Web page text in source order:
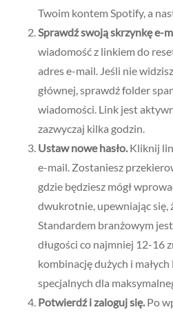
Twoim kontem Spotify, a
Sprawdź swoją skrzynkę e-
wiadomość z linkiem do
adres e-mail. Jeśli nie
głównej, sprawdź folder
wiadomości. Link jest
zazwyczaj kilka godzin.
Ustaw nowe hasło.Kliknij
e-mail. Zostaniesz
gdzie będziesz mógł
dwukrotnie, upewniając się,
Standardem branżowym
długości co najmniej 12-16
kombinację dużych i
specjalnych dla
Potwierdź i zaloguj się.Po